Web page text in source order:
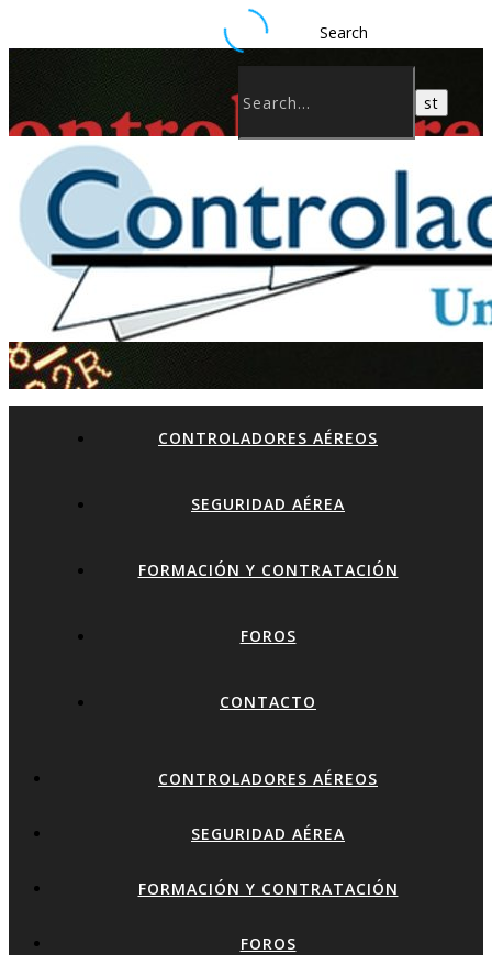
Search
CONTROLADORES AÉREOS
SEGURIDAD AÉREA
FORMACIÓN Y CONTRATACIÓN
FOROS
CONTACTO
CONTROLADORES AÉREOS
SEGURIDAD AÉREA
FORMACIÓN Y CONTRATACIÓN
FOROS